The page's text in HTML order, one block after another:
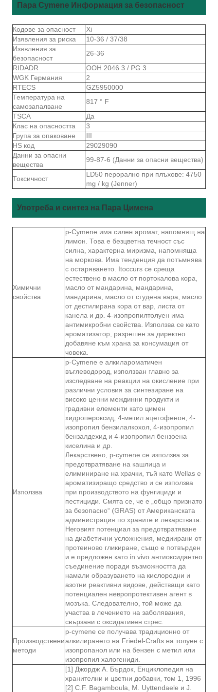
Пара Cymene Информация за безопасност
Кодове за опасност
Xi
Изявления за риска
10-36 / 37/38
Изявления за
безопасност
26-36
RIDADR
ООН 2046 3 / PG 3
WGK Германия
2
RTECS
GZ5950000
Температура на
самозапалване
817 ° F
TSCA
Да
Клас на опасността
3
Група за опаковане
III
HS код
29029090
Данни за опасни
вещества
99-87-6 (Данни за опасни вещества)
Токсичност
LD50 перорално при плъхове: 4750
mg / kg (Jenner)
Употреба и синтез на Пара Цимена
Химични
свойства
p-Cymene има силен аромат, напомнящ на
лимон. Това е безцветна течност със
силна, характерна миризма, напомняща
на моркова. Има тенденция да потъмнява
с остаряването. Itoccurs се среща
естествено в масло от портокалова кора,
масло от мандарина, мандарина,
мандарина, масло от студена вара, масло
от дестилирана кора от вар, листа от
канела и др. 4-изопропилтолуен има
антимикробни свойства. Използва се като
ароматизатор, разрешен за директно
добавяне към храна за консумация от
човека.
Използва
p-Cymene е алкилароматичен
въглеводород, използван главно за
изследване на реакции на окисление при
различни условия за синтезиране на
високо ценни междинни продукти и
градивни елементи като цимен
хидропероксид, 4-метил ацетофенон, 4-
изопропил бензилалкохол, 4-изопропил
бензалдехид и 4-изопропил бензоена
киселина и др.
Лекарствено, p-cymene се използва за
предотвратяване на кашлица и
елиминиране на храчки, тъй като Wellas е
ароматизиращо средство и се използва
при производството на фунгициди и
пестициди. Смята се, че е „общо признато
за безопасно“ (GRAS) от Американската
администрация по храните и лекарствата.
Неговият потенциал за предотвратяване
на диабетични усложнения, медиирани от
протеиново гликиране, също е потвърден
и е предложен като in vivo антиоксидантно
съединение поради възможността да
намали образуването на кислородни и
азотни реактивни видове, действащи като
потенциален невропротективен агент в
мозъка. Следователно, той може да
участва в лечението на заболявания,
свързани с оксидативен стрес.
Производствени
методи
p-cymene се получава традиционно от
алкилирането на Friedel-Crafts на толуен с
изопропанол или на бензен с метил или
изопропил халогениди.
[1] Джордж А. Бърдок, Енциклопедия на
хранителни и цветни добавки, том 1, 1996
[2] C.F. Bagamboula, M. Uyttendaele и J.